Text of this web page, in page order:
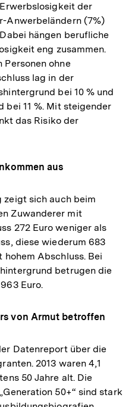
der
Anwerbeländern (7%)
hängen berufliche
eng zusammen.
Personen ohne
lag in der
bei 10 % und
bei 11 %. Mit steigender
das Risiko der
aus
zeigt sich auch beim
Zuwanderer mit
272 Euro weniger als
diese wiederum 683
hohem Abschluss. Bei
betrugen die
Euro.
von Armut betroffen
Datenreport über die
2013 waren 4,1
50 Jahre alt. Die
50+“ sind stark